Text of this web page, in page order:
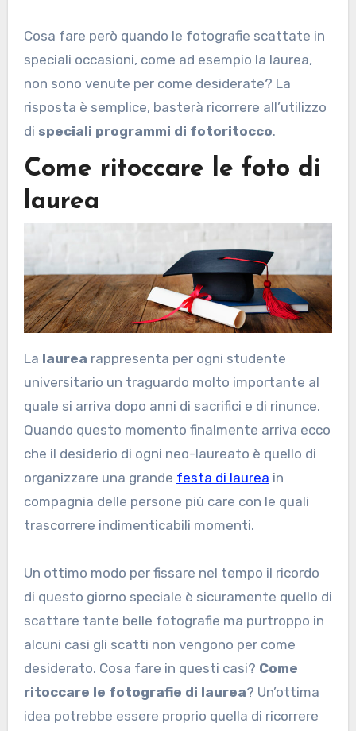
Cosa fare però quando le fotografie scattate in
speciali occasioni, come ad esempio la laurea,
non sono venute per come desiderate? La
risposta è semplice, basterà ricorrere all’utilizzo
di speciali programmi di fotoritocco.
Come ritoccare le foto di
laurea
La laurea rappresenta per ogni studente
universitario un traguardo molto importante al
quale si arriva dopo anni di sacrifici e di rinunce.
Quando questo momento finalmente arriva ecco
che il desiderio di ogni neo-laureato è quello di
organizzare una grande festa di laurea in
compagnia delle persone più care con le quali
trascorrere indimenticabili momenti.
Un ottimo modo per fissare nel tempo il ricordo
di questo giorno speciale è sicuramente quello di
scattare tante belle fotografie ma purtroppo in
alcuni casi gli scatti non vengono per come
desiderato. Cosa fare in questi casi? Come
ritoccare le fotografie di laurea? Un’ottima
idea potrebbe essere proprio quella di ricorrere